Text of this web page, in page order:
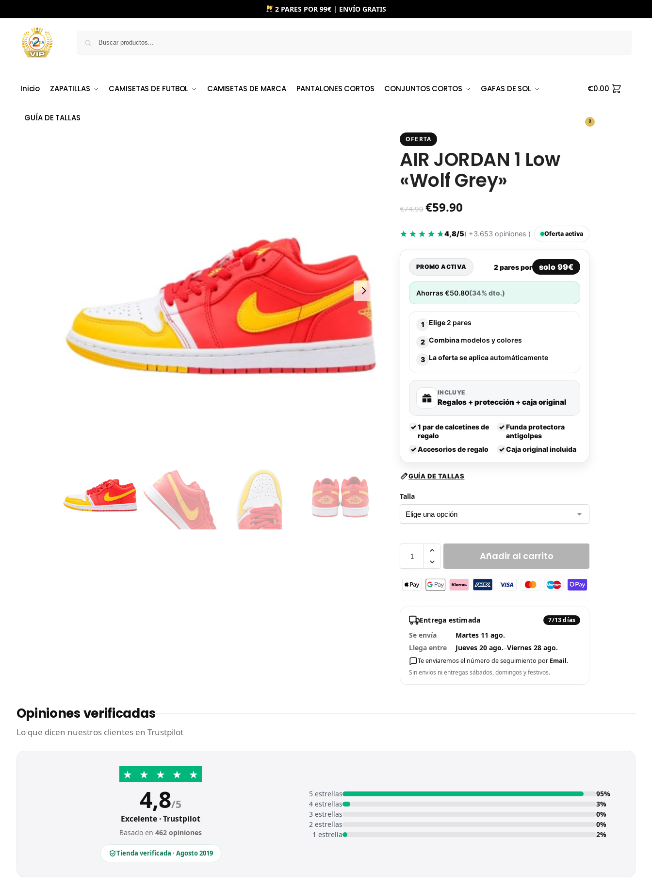
2 PARES POR 99€ | ENVÍO GRATIS
Inicio ZAPATILLAS CAMISETAS DE FUTBOL CAMISETAS DE MARCA PANTALONES CORTOS CONJUNTOS CORTOS GAFAS DE SOL
GUÍA DE TALLAS
€0.00
0
OFERTA
AIR JORDAN 1 Low
«Wolf Grey»
€74.90 €59.90
4,8/5( +3.653 opiniones ) Oferta activa
PROMO ACTIVA 2 pares por solo 99€
Ahorras€50.80(34% dto.)
1 Elige 2 pares
2 Combina modelos y colores
3 La oferta se aplicaautomáticamente
INCLUYE
Regalos + protección + caja original
✓1 par de calcetines de
regalo
✓ Funda protectora
antigolpes
✓Accesorios de regalo ✓ Caja original incluida
GUÍA DE TALLAS
Talla
Añadir al carrito
Entrega estimada 7/13 días
Se envía
Martes 11 ago.
Llega entre
Jueves 20 ago.–Viernes 28 ago.
Te enviaremos el número de seguimiento por Email.
Sin envíos ni entregas sábados, domingos y festivos.
Opiniones verificadas
Lo que dicen nuestros clientes en Trustpilot
★ ★ ★ ★ ★
4,8/5
Excelente · Trustpilot
Basado en462 opiniones
Tienda verificada · Agosto 2019
5 estrellas
95%
4 estrellas
3%
3 estrellas
0%
2 estrellas
0%
1 estrella
2%